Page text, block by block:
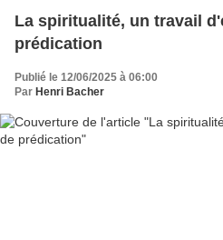
La spiritualité, un travail
prédication
Publié le 12/06/2025 à 06:00
Par Henri Bacher